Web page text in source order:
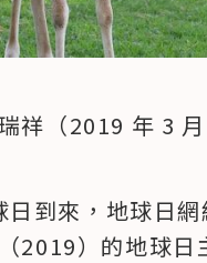
祥（2019 年 3 月
日到來，地球日
2019）的地球